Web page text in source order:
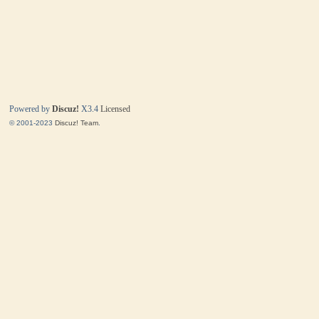
Powered byDiscuz! X3.4 Licensed
© 2001-2023Discuz! Team